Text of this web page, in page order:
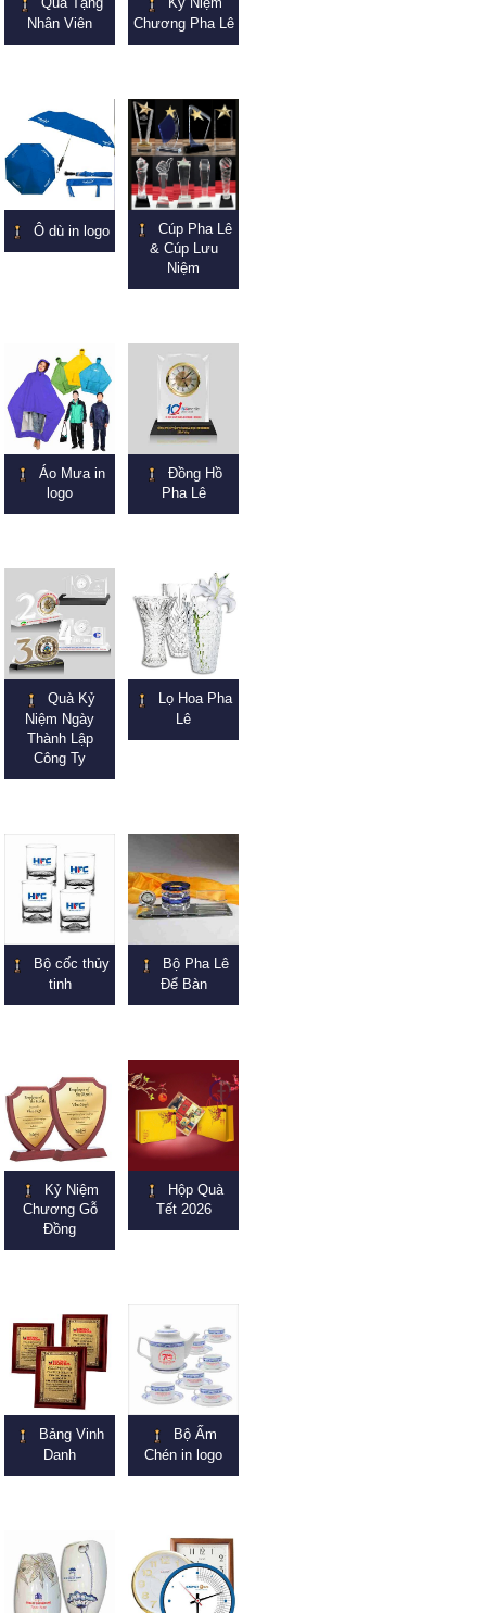
Quà Tặng
Nhân Viên
Kỷ Niệm
Chương Pha Lê
Ô dù in logo
Cúp Pha Lê
& Cúp Lưu
Niệm
Áo Mưa in
logo
Đồng Hồ
Pha Lê
Quà Kỷ
Niệm Ngày
Thành Lập
Công Ty
Lọ Hoa Pha
Lê
Bộ cốc thủy
tinh
Bộ Pha Lê
Để Bàn
Kỷ Niệm
Chương Gỗ
Đồng
Hộp Quà
Tết 2026
Bảng Vinh
Danh
Bộ Ấm
Chén in logo